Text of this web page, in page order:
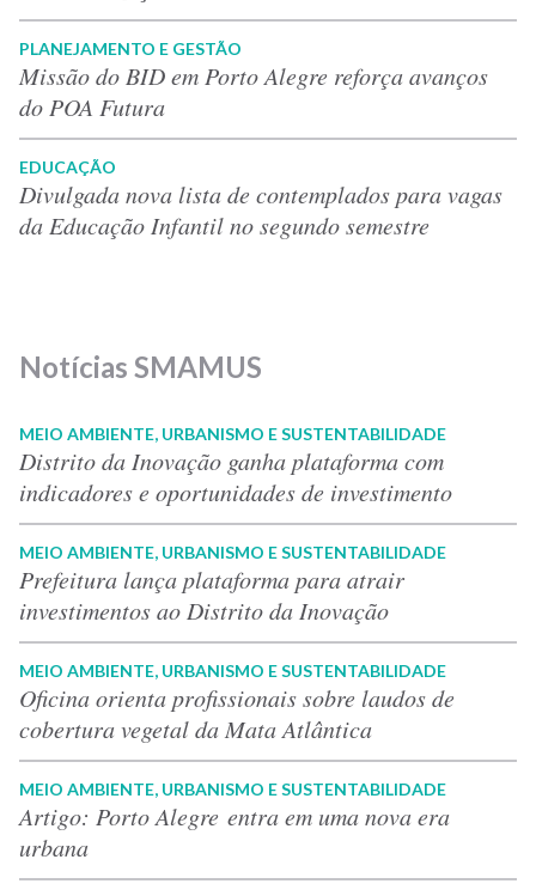
PLANEJAMENTO E GESTÃO
Missão do BID em Porto Alegre reforça avanços
do POA Futura
EDUCAÇÃO
Divulgada nova lista de contemplados para vagas
da Educação Infantil no segundo semestre
Notícias SMAMUS
MEIO AMBIENTE, URBANISMO E SUSTENTABILIDADE
Distrito da Inovação ganha plataforma com
indicadores e oportunidades de investimento
MEIO AMBIENTE, URBANISMO E SUSTENTABILIDADE
Prefeitura lança plataforma para atrair
investimentos ao Distrito da Inovação
MEIO AMBIENTE, URBANISMO E SUSTENTABILIDADE
Oficina orienta profissionais sobre laudos de
cobertura vegetal da Mata Atlântica
MEIO AMBIENTE, URBANISMO E SUSTENTABILIDADE
Artigo: Porto Alegre entra em uma nova era
urbana